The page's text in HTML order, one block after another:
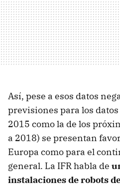
Así, pese a esos datos
previsiones para los
2015 como la de los
a 2018) se presentan
Europa como para el
general. La IFR habla de
instalaciones de robots